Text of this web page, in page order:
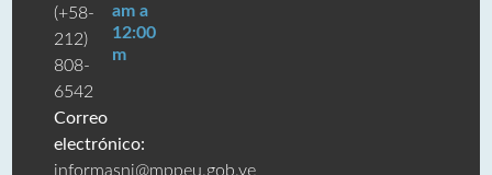
(+58-
212)
808-
6542
Correo
electrónico:
informasni@mppeu.gob.ve
am a
12:00
m